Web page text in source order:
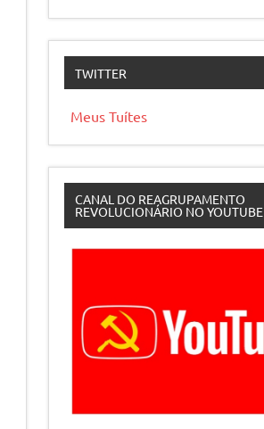
TWITTER
Meus Tuítes
CANAL DO REAGRUPAMENTO
REVOLUCIONÁRIO NO YOUTUBE